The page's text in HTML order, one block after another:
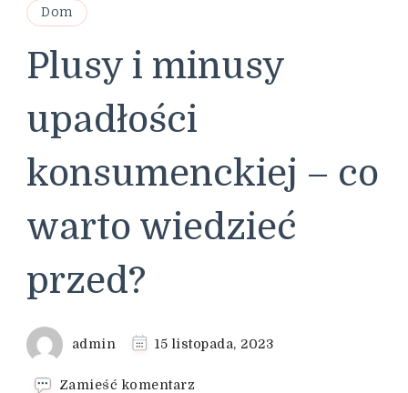
Dom
Plusy i minusy
upadłości
konsumenckiej – co
warto wiedzieć
przed?
admin 15 listopada, 2023
Zamieść komentarz